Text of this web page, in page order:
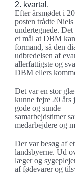
2. kvartal.
Efter årsmødet i
posten trådte
undertegnede. Det
et mål at DBM
formand, så den
udbredelsen af
allerfattigste og
DBM ellers
Det var en stor
kunne fejre 20
gode og sunde
samarbejdstimer
medarbejdere og
Der var besøg af
landsbyerne. Ud
læger og
af fødevarer og